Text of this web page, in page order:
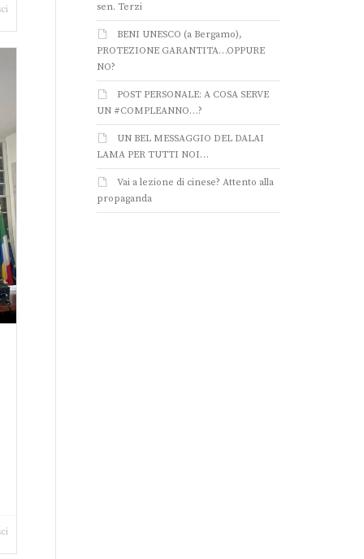
sen. Terzi
BENI UNESCO (a Bergamo),
PROTEZIONE GARANTITA…OPPURE
NO?
POST PERSONALE: A COSA SERVE
UN #COMPLEANNO…?
UN BEL MESSAGGIO DEL DALAI
LAMA PER TUTTI NOI…
Vai a lezione di cinese? Attento alla
propaganda